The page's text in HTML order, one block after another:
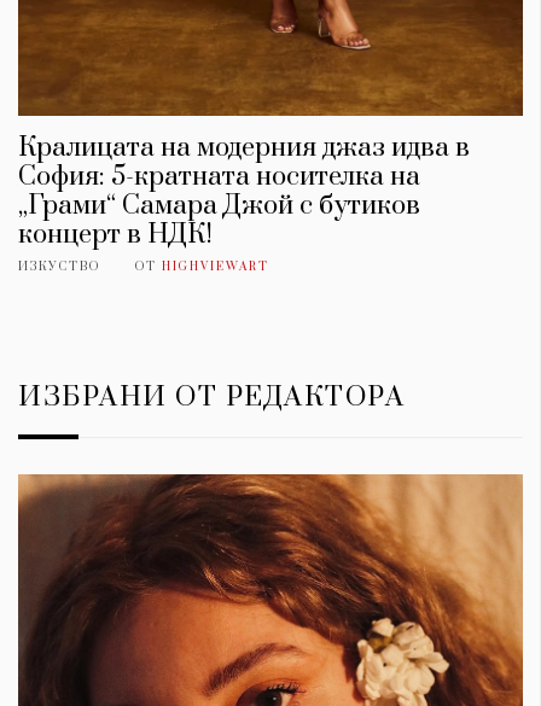
Кралицата на модерния джаз идва в
София: 5-кратната носителка на
„Грами“ Самара Джой с бутиков
концерт в НДК!
ИЗКУСТВО ОТ HIGHVIEWART
ИЗБРАНИ ОТ РЕДАКТОРА